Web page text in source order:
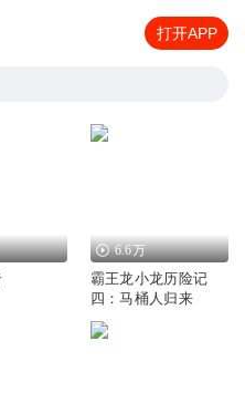
打开APP
6.6万
霸王龙小龙历险记
四：马桶人归来